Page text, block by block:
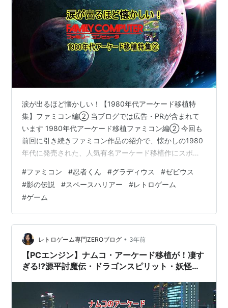
涙が出るほど懐かしい！【1980年代アーケード移植特
集】ファミコン編② 当ブログでは広告・PRが含まれて
います 1980年代アーケード移植ファミコン編② 今回も
前回に引き続きファミコン作品の紹介で、懐かしの1980
年代に発売された、人気有名アーケード移植作にスポッ
作品づつの紹介で第3弾までとなり、今回は第2弾5作品
紹介となります、動画の方は１本で15作品紹介となって
おります、今回も当時はアーケードが家庭ゲーム機のフ
ァミコンで遊べるのも有り夢中になってやっていたもの
ばかりになります、少しでも懐かしんで貰えれば幸いで
す、今後も記事の方アップしてい…
#ファミコン #忍者くん #グラディウス #ゼビウス
#影の伝説 #スペースハリアー #レトロゲーム
#ゲーム
レトロゲーム専門ZEROブログ • 3年前
【PCエンジン】ナムコ・アーケード移植が！凄す
ぎる!?源平討魔伝・ドラゴンスピリット・妖怪道